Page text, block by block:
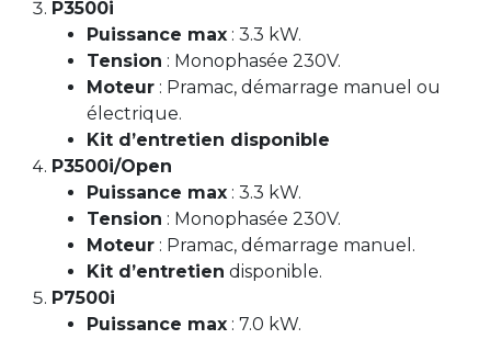
P3500i
Puissance max : 3.3 kW.
Tension : Monophasée 230V.
Moteur : Pramac, démarrage manuel ou
électrique.
Kit d’entretien disponible
P3500i/Open
Puissance max : 3.3 kW.
Tension : Monophasée 230V.
Moteur : Pramac, démarrage manuel.
Kit d’entretien disponible.
P7500i
Puissance max : 7.0 kW.